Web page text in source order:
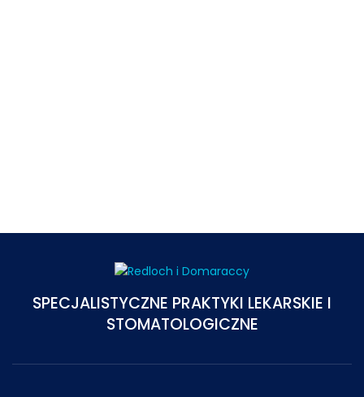
SPECJALISTYCZNE PRAKTYKI LEKARSKIE I
STOMATOLOGICZNE